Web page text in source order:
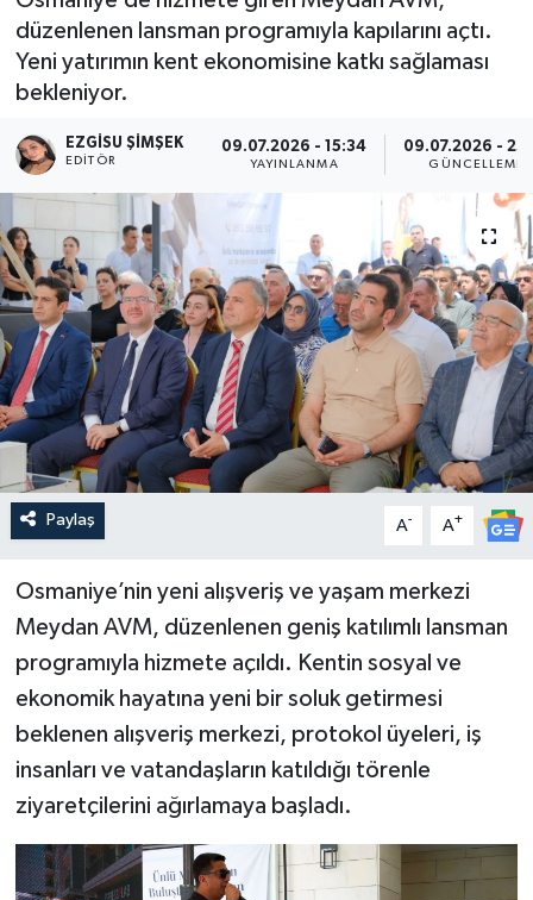
düzenlenen lansman programıyla kapılarını açtı.
Yeni yatırımın kent ekonomisine katkı sağlaması
bekleniyor.
EZGISU ŞIMŞEK
EDITÖR
09.07.2026 - 15:34
YAYINLANMA
09.07.2026 -
GÜNCELLEME
Paylaş A- A+
Osmaniye’nin yeni alışveriş ve yaşam merkezi
Meydan AVM, düzenlenen geniş katılımlı lansman
programıyla hizmete açıldı. Kentin sosyal ve
ekonomik hayatına yeni bir soluk getirmesi
beklenen alışveriş merkezi, protokol üyeleri, iş
insanları ve vatandaşların katıldığı törenle
ziyaretçilerini ağırlamaya başladı.